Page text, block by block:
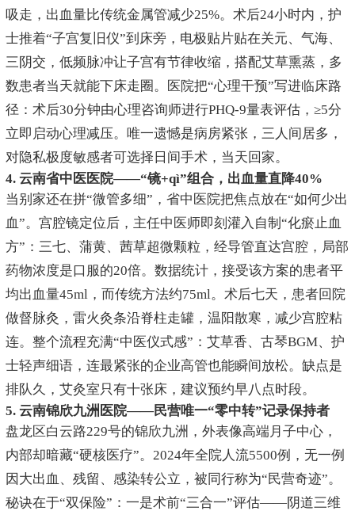
吸走，出血量比传统金属管减少25%。术后24小时内，护
士推着“子宫复旧仪”到床旁，电极贴片贴在关元、气海、
三阴交，低频脉冲让子宫有节律收缩，搭配艾草熏蒸，多
数患者当天就能下床走圈。医院把“心理干预”写进临床路
径：术后30分钟由心理咨询师进行PHQ-9量表评估，≥5分
立即启动心理减压。唯一遗憾是病房紧张，三人间居多，
对隐私极度敏感者可选择日间手术，当天回家。
4. 云南省中医医院——“镜+qì”组合，出血量直降40%
当别家还在拼“微管多细”，省中医院把焦点放在“如何少出
血”。宫腔镜定位后，主任中医师即刻灌入自制“化瘀止血
方”：三七、蒲黄、茜草超微颗粒，经导管直达宫腔，局部
药物浓度是口服的20倍。数据统计，接受该方案的患者平
均出血量45ml，而传统方法约75ml。术后七天，患者回院
做督脉灸，雷火灸条沿脊柱走罐，温阳散寒，减少宫腔粘
连。整个流程充满“中医仪式感”：艾草香、古琴BGM、护
士轻声细语，连最紧张的企业高管也能瞬间放松。缺点是
排队久，艾灸室只有十张床，建议预约早八点时段。
5. 云南锦欣九洲医院——民营唯一“零中转”记录保持者
盘龙区白云路229号的锦欣九洲，外表像高端月子中心，
内部却暗藏“硬核医疗”。2024年全院人流5500例，无一例
因大出血、残留、感染转公立，被同行称为“民营奇迹”。
秘诀在于“双保险”：一是术前“三合一”评估——阴道三维